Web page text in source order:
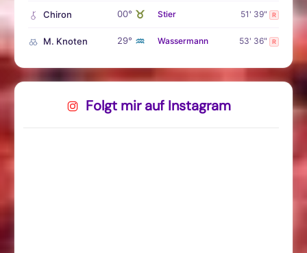
Chiron 00° ♉ Stier 51' 39" R
M. Knoten 29° ♒ Wassermann 53' 36" R
Folgt mir auf Instagram